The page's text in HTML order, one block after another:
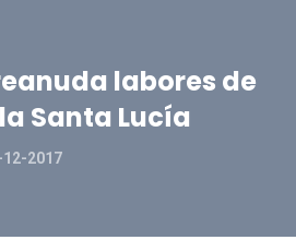
labores de
Santa Lucía
12-2017